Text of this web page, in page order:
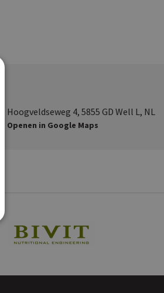
Hoogveldseweg 4, 5855 GD Well L, NL
Openen in Google Maps